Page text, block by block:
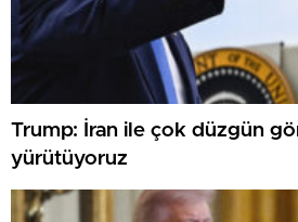
Trump: İran ile çok düzgün
yürütüyoruz